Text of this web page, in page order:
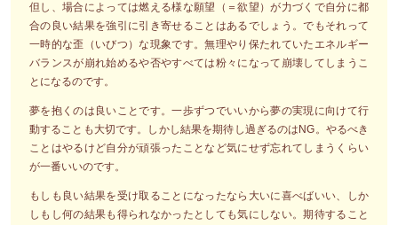
但し、場合によっては燃える様な願望（＝欲望）が力づくで自分に都
合の良い結果を強引に引き寄せることはあるでしょう。でもそれって
一時的な歪（いびつ）な現象です。無理やり保たれていたエネルギー
バランスが崩れ始めるや否やすべては粉々になって崩壊してしまうこ
とになるのです。
夢を抱くのは良いことです。一歩ずつでいいから夢の実現に向けて行
動することも大切です。しかし結果を期待し過ぎるのはNG。やるべき
ことはやるけど自分が頑張ったことなど気にせず忘れてしまうくらい
が一番いいのです。
もしも良い結果を受け取ることになったなら大いに喜べばいい、しか
しもし何の結果も得られなかったとしても気にしない。期待すること